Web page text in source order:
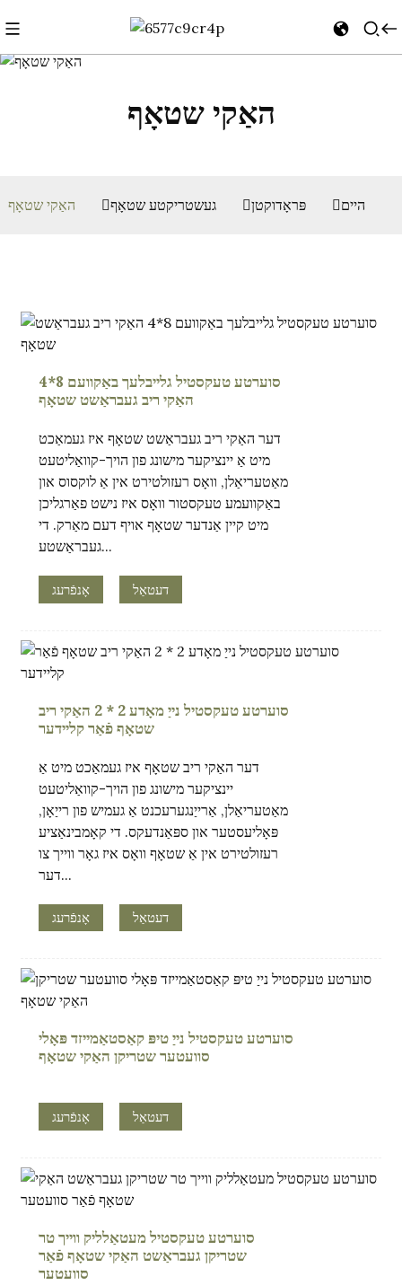
האַקי שטאָף
היים פּראָדוקטן געשטריקטע שטאָף האַקי שטאָף
סוערטע טעקסטיל גלייבלעך באַקוועם 8*4
האַקי ריב געבראַשט שטאָף
דער האַקי ריב געבראַשט שטאָף איז געמאַכט
מיט אַ יינציקער מישונג פון הויך-קוואַליטעט
מאַטעריאַלן, וואָס רעזולטירט אין אַ לוקסוס און
באַקוועמע טעקסטור וואָס איז נישט פאַרגליכן
מיט קיין אַנדער שטאָף אויף דעם מאַרק. די
געבראַשטע...
אָנפֿרעג דעטאַל
סוערטע טעקסטיל נייַ מאָדע 2 * 2 האַקי ריב
שטאָף פֿאַר קליידער
דער האַקי ריב שטאָף איז געמאַכט מיט אַ
יינציקער מישונג פון הויך-קוואַליטעט
מאַטעריאַלן, אַרייַנגערעכנט אַ געמיש פון רייַאָן,
פּאָליעסטער און ספּאַנדעקס. די קאָמבינאַציע
רעזולטירט אין אַ שטאָף וואָס איז גאָר ווייך צו
דער...
אָנפֿרעג דעטאַל
סוערטע טעקסטיל נייַ טיפּ קאַסטאַמייזד פּאָלי
סוועטער שטריקן האַקי שטאָף
אָנפֿרעג דעטאַל
סוערטע טעקסטיל מעטאַלליק ווייך טר
שטריקן געבראַשט האַקי שטאָף פֿאַר
סוועטער